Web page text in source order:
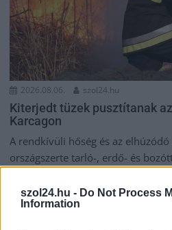
szol24.hu - Do Not Process
Information
2026.08.06. szol24.hu
Kiterjedt tüzek pusztítanak
Karcagon
A rendkívüli hőség és az
országszerte tarló-, erdő- és
Kék hírek